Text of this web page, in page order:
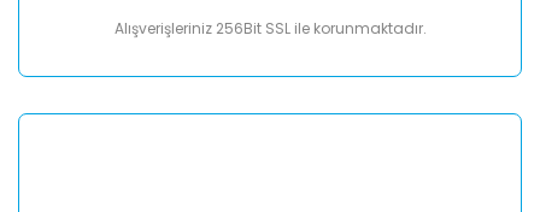
Alışverişleriniz 256Bit SSL ile korunmaktadır.